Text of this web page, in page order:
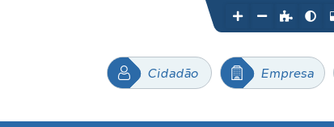
Cidadão Empresa